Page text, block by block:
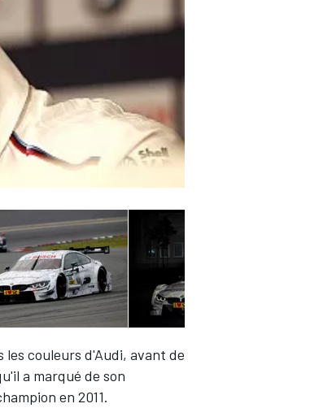
les couleurs d'Audi, avant de
a marqué de son
en 2011.